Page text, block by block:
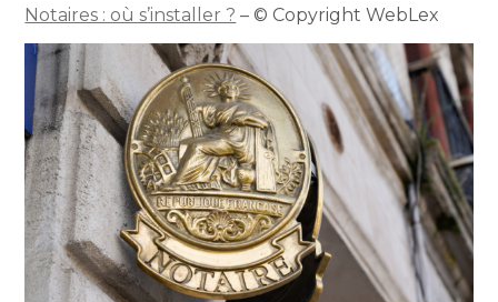
Notaires : où s’installer ? – © Copyright WebLex